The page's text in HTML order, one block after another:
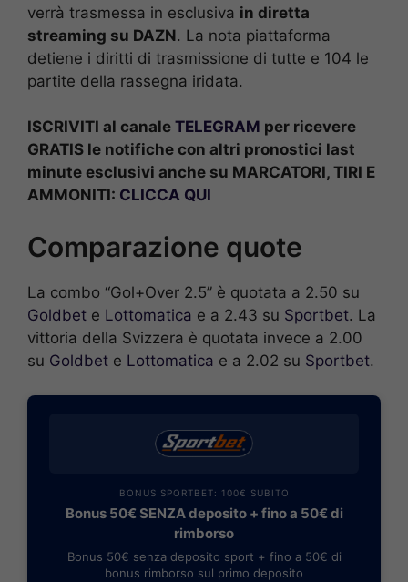
verrà trasmessa in esclusiva in diretta
streaming su DAZN. La nota piattaforma
detiene i diritti di trasmissione di tutte e 104 le
partite della rassegna iridata.
ISCRIVITI al canale TELEGRAM per ricevere
GRATIS le notifiche con altri pronostici last
minute esclusivi anche su MARCATORI, TIRI E
AMMONITI: CLICCA QUI
Comparazione quote
La combo “Gol+Over 2.5” è quotata a 2.50 su
Goldbet e Lottomatica e a 2.43 su Sportbet. La
vittoria della Svizzera è quotata invece a 2.00
su Goldbet e Lottomatica e a 2.02 su Sportbet.
BONUS SPORTBET: 100€ SUBITO
Bonus 50€ SENZA deposito + fino a 50€ di
rimborso
Bonus 50€ senza deposito sport + fino a 50€ di
bonus rimborso sul primo deposito